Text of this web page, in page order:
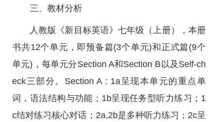
三、教材分析
人教版《新目标英语》七年级（上册），本册
书共12个单元，即预备篇(3个单元)和正式篇(9个
单元)，每单元分Section A和Section B以及Self-ch
eck三部分。Section A : 1a呈现本单元的重点单
词，语法结构与功能；1b呈现任务型听力练习；1
c结对练习核心对话；2a,2b是多种听力练习；2c呈